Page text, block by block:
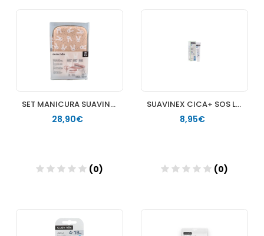
SET MANICURA SUAVINEX ROSA
28,90€
(0)
SUAVINEX CICA+ SOS LIPS BALSAMO LABIOS 1 TUBO 15 ML
8,95€
(0)